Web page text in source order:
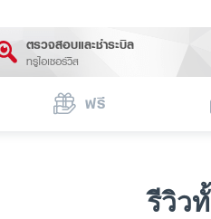
ตรวจสอบและชำระบิล
ทรูไอเซอร์วิส
ฟรี
รีวิว